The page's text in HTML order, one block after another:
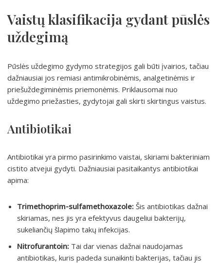
Vaistų klasifikacija gydant pūslės
uždegimą
Pūslės uždegimo gydymo strategijos gali būti įvairios, tačiau
dažniausiai jos remiasi antimikrobinėmis, analgetinėmis ir
priešuždegiminėmis priemonėmis. Priklausomai nuo
uždegimo priežasties, gydytojai gali skirti skirtingus vaistus.
Antibiotikai
Antibiotikai yra pirmo pasirinkimo vaistai, skiriami bakteriniam
cistito atvejui gydyti. Dažniausiai pasitaikantys antibiotikai
apima:
Trimethoprim-sulfamethoxazole: Šis antibiotikas dažnai
skiriamas, nes jis yra efektyvus daugeliui bakterijų,
sukeliančių šlapimo takų infekcijas.
Nitrofurantoin: Tai dar vienas dažnai naudojamas
antibiotikas, kuris padeda sunaikinti bakterijas, tačiau jis